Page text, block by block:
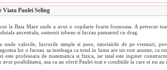
Viata Paulei Seling
la Baia Mare unde a avut o copilarie foarte frumoasa. A petrecut
ancestrala, oamenii iubeau si lucrau pamantul cu drag.
unde valorile, lucrurile simple si pure, istorisirile de pe vremuri,
lor o faceau sa inteleaga ca totul in lume are un rost anume, ca
este profesoara de matematica si fizica, iar tatal este inginer
avut posibilitatea, asa ca au oferit Paulei toat e conditiile la care ei nu au